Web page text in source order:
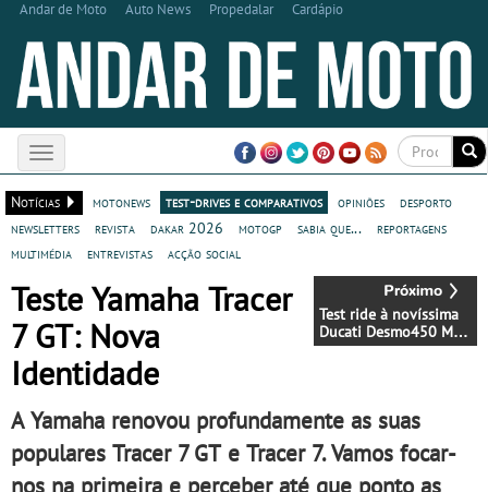
Andar de Moto Auto News Propedalar Cardápio
Toggle
navigation
Notícias
motonews test-drives e comparativos opiniões
desporto
newsletters
revista dakar 2026 motogp sabia que...
reportagens
multimédia
entrevistas acção social
Test ride à novíssima
Ducati Desmo450 MX
foi um sucesso
Teste Yamaha Tracer
7 GT: Nova
Identidade
A Yamaha renovou profundamente as suas
populares Tracer 7 GT e Tracer 7. Vamos focar-
nos na primeira e perceber até que ponto as